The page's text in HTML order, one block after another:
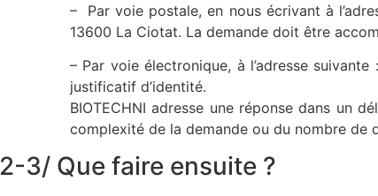
– Par voie postale, en nous écrivant à
13600 La Ciotat. La demande doit être
– Par voie électronique, à l’adresse
justificatif d’identité.
BIOTECHNI adresse une réponse dans un
complexité de la demande ou du nombre de
2-3/ Que faire ensuite ?